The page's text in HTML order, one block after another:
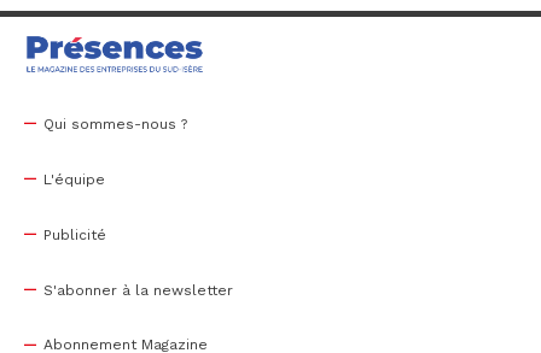
Qui sommes-nous ?
L'équipe
Publicité
S'abonner à la newsletter
Abonnement Magazine